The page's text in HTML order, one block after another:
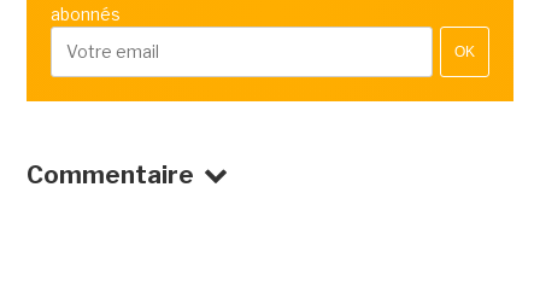
abonnés
OK
Commentaire